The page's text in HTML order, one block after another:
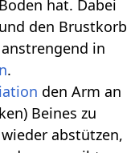
hat. Dabei
den Brustkorb
in
.
den Arm an
Beines zu
abstützen,